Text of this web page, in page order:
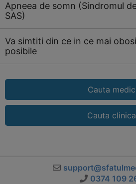
Apneea de somn (Sindromul
SAS)
Va simtiti din ce in ce mai
posibile
Cauta medic
Cauta clinica
0374 109